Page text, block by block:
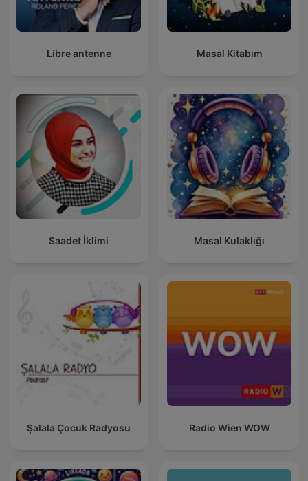
Libre antenne Masal Kitabım
Saadet İklimi Masal Kulaklığı
Şalala Çocuk Radyosu Radio Wien WOW